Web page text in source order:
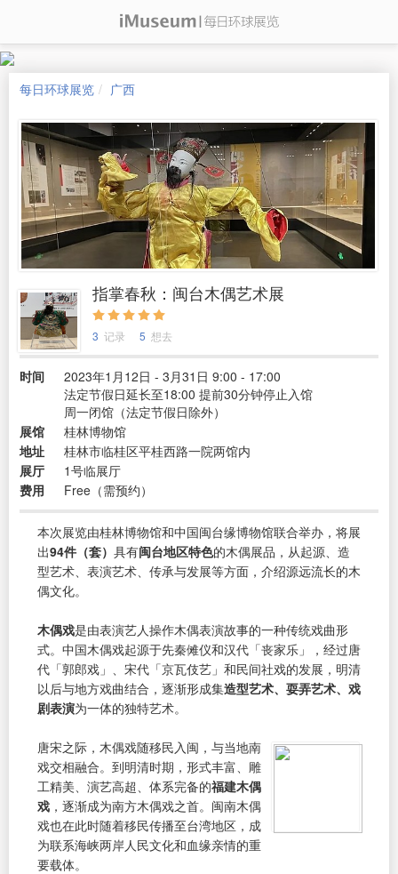
每日环球展览 广西
指掌春秋：闽台木偶艺术展
3 记录 5 想去
时间
2023年1月12日 - 3月31日 9:00 - 17:00
法定节假日延长至18:00 提前30分钟停止入馆
周一闭馆（法定节假日除外）
展馆
桂林博物馆
地址
桂林市临桂区平桂西路一院两馆内
展厅
1号临展厅
费用
Free（需预约）
本次展览由桂林博物馆和中国闽台缘博物馆联合举办，将展
出94件（套） 具有闽台地区特色的木偶展品，从起源、造
型艺术、表演艺术、传承与发展等方面，介绍源远流长的木
偶文化。
木偶戏是由表演艺人操作木偶表演故事的一种传统戏曲形
式。中国木偶戏起源于先秦傩仪和汉代「丧家乐」，经过唐
代「郭郎戏」、宋代「京瓦伎艺」和民间社戏的发展，明清
以后与地方戏曲结合，逐渐形成集造型艺术、耍弄艺术、戏
剧表演为一体的独特艺术。
唐宋之际，木偶戏随移民入闽，与当地南
戏交相融合。到明清时期，形式丰富、雕
工精美、演艺高超、体系完备的福建木偶
戏 ，逐渐成为南方木偶戏之首。闽南木偶
戏也在此时随着移民传播至台湾地区，成
为联系海峡两岸人民文化和血缘亲情的重
要载体。